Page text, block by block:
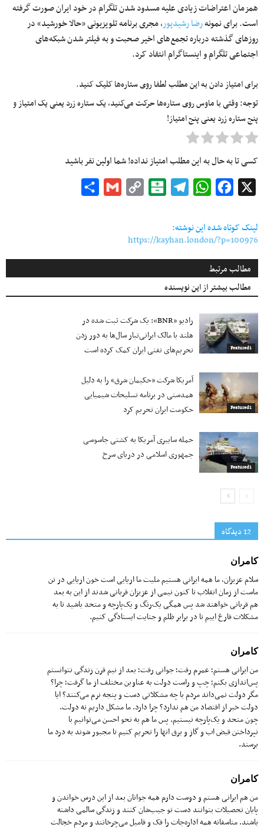
همزمان اعتراضات زیادی علیه مسدود شدن تلگرام در خود ایران صورت گرفته
است. برای نمونهرضا رشیدپور، مجری برنامه تلویزیونی «حالا خورشید» در
روزهای گذشته درباره تجمع‌های اخیر صحبت و به فیلتر شدن شبکه‌های
اجتماعی تلگرام و اینستاگرام انتقاد کرد.
برای امتیاز دادن به این مطلب لطفا روی ستاره‌ها کلیک کنید.
توجه: وقتی با ماوس روی ستاره‌ها حرکت می‌کنید، یک ستاره زرد یعنی یک امتیاز و
پنج ستاره زرد یعنی پنج امتیاز!
کسی تا به حال به این مطلب امتیاز نداده! شما اولین نفر باشید
Facebook
WhatsApp
Telegram
Balatarin
Copy
Gmail
لینک کوتاه شده این نوشته:
https://kayhan.london/?p=100976
مطالب مرتبط
مطالب بیشتر از این نویسنده
Featured1
رادیو «BNR»: یک شرکت ثبت شده در
هلند با مالک ایرانی‌تبار سال‌ها به دور زدن
تحریم‌های نفتی ایران کمک کرده است
Featured1
آمریکا شرکت «حکیمان شرق» را به دلیل
همدستی در برنامه تسلیحات شیمیایی
حکومت ایران تحریم کرد
Featured1
حمله سایبری آمریکا به کشتی جاسوسی
جمهوری اسلامی در دریای سرخ
12 دیدگاه‌
کامران
سلام عزیزان، ما همه ایرانی هستیم ملیت ما اریایی است خون اریایی در تن
ماست از زمان انقلاب تا کنون نیمی از عزیزان قربانی شدند از این به بعد
هم قربانی خواهند شد پس همگی یک‌رنگ و یک‌پارچه و متحد باشید تا به
مشکلات فارغ اییم تا در برابر ظلم و جنایت ایستادگی کنیم.
کامران
من ایرانی هستم؛ عمرم رفت؛ جوانی رفت؛ بعد از نیم قرن زندگی نتوانستم
پس‌اندازی بکنم؛ چپ و راست دولت به عناوین مختلف از ما گرفت؛ چرا؟
مگر دولت نمی‌داند مردم با چه مشکلاتی دست و پنجه نرم می‌کنند؟ ایا
دولت خبر از اقتصاد من هم ندارد؟ چرا دارد. ما مشکل داریم نه دولت.
چون متحد و یک‌پارچه نیستیم. پس ما هم به نحو احسن می‌توانیم با
نپرداختن قبض اب و گاز و برق انها را تحریم کنیم تا مجبور شوند به درد ما
برسند.
کامران
من هم ایرانی هستم و دوست دارم همه جوانان بعد از این درس خواندن و
پایان تحصیلات بتوانند دست تو جیب‌شان کنند و زندگی سالمی داشته
باشند. متاسفانه همه اداره‌جات را فک و فامیل می‌چرخانند و مردم خجالت